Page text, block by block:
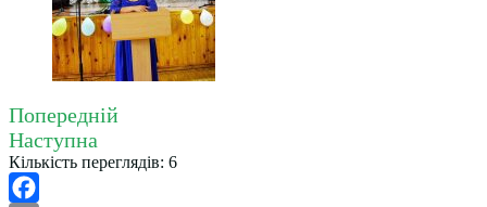
Попередній
Наступна
Кількість переглядів: 6